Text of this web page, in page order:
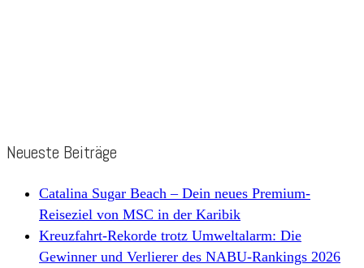
Neueste Beiträge
Catalina Sugar Beach – Dein neues Premium-
Reiseziel von MSC in der Karibik
Kreuzfahrt-Rekorde trotz Umweltalarm: Die
Gewinner und Verlierer des NABU-Rankings 2026